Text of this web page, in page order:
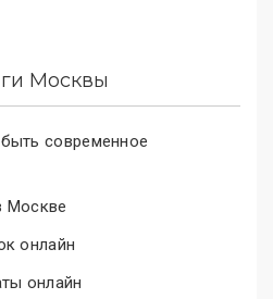
Москвы
современное
Москве
онлайн
онлайн